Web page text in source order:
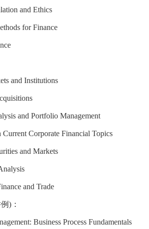
and Ethics
for Finance
and Institutions
and Portfolio Management
Corporate Financial Topics
and Markets
and Trade
)：
Business Process Fundamentals